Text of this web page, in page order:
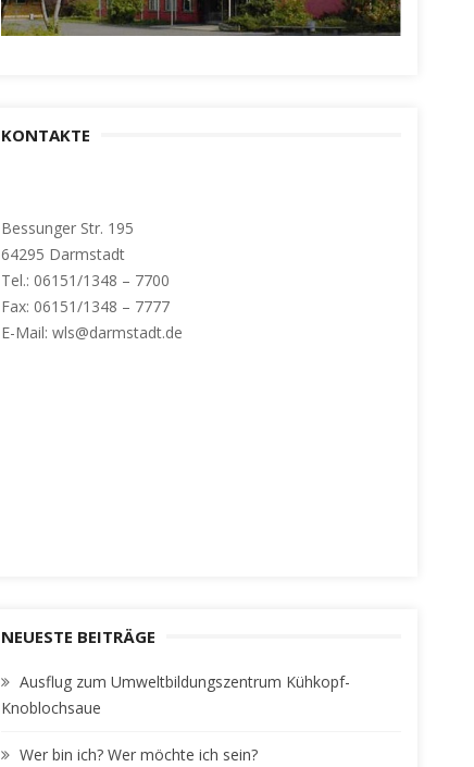
KONTAKTE
Bessunger Str. 195
64295 Darmstadt
Tel.: 06151/1348 – 7700
Fax: 06151/1348 – 7777
E-Mail: wls@darmstadt.de
NEUESTE BEITRÄGE
Ausflug zum Umweltbildungszentrum Kühkopf-
Knoblochsaue
Wer bin ich? Wer möchte ich sein?